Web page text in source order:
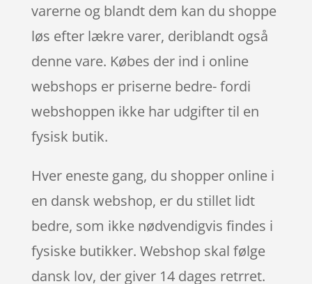
varerne og blandt dem kan du shoppe
løs efter lækre varer, deriblandt også
denne vare. Købes der ind i online
webshops er priserne bedre- fordi
webshoppen ikke har udgifter til en
fysisk butik.
Hver eneste gang, du shopper online i
en dansk webshop, er du stillet lidt
bedre, som ikke nødvendigvis findes i
fysiske butikker. Webshop skal følge
dansk lov, der giver 14 dages retrret.